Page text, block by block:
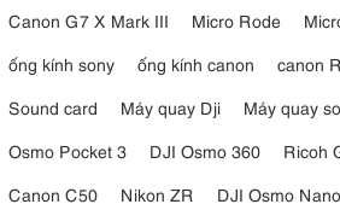
Canon G7 X Mark III
Micro Rode
ống kính sony
ống kính canon
canon
Sound card
Máy quay Dji Máy quay
Osmo Pocket 3
DJI Osmo 360 Ricoh
Canon C50
Nikon ZR DJI Osmo Nano